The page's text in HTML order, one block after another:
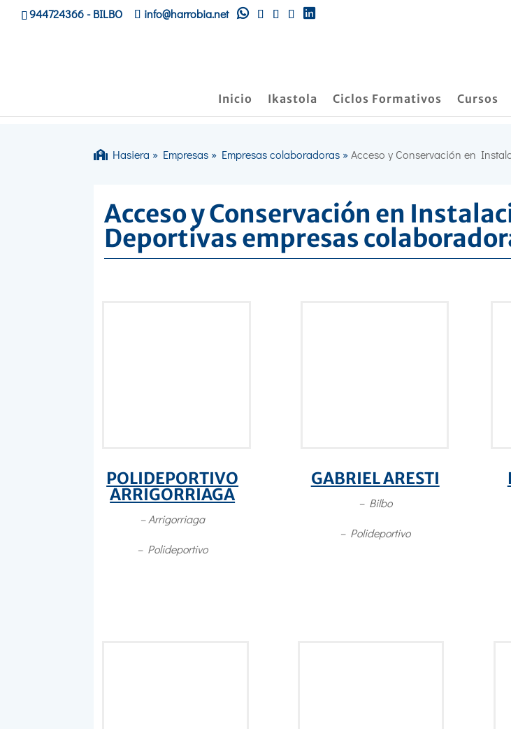
944724366- BILBO info@harrobia.net
Inicio Ikastola Ciclos Formativos Cursos
Hasiera » Empresas » Empresas colaboradoras »Acceso y Conservación en
Acceso y Conservación en
Deportivas empresas
POLIDEPORTIVO
ARRIGORRIAGA
– Arrigorriaga
– Polideportivo
GABRIEL ARESTI
– Bilbo
– Polideportivo